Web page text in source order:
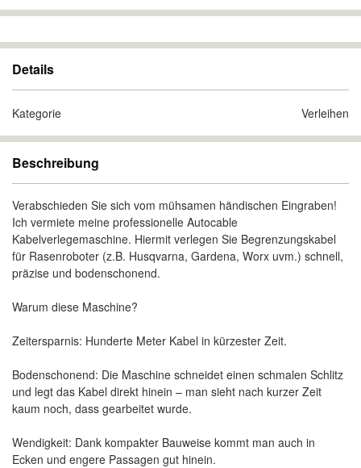
Details
Kategorie Verleihen
Beschreibung
Verabschieden Sie sich vom mühsamen händischen Eingraben!
Ich vermiete meine professionelle Autocable
Kabelverlegemaschine. Hiermit verlegen Sie Begrenzungskabel
für Rasenroboter (z.B. Husqvarna, Gardena, Worx uvm.) schnell,
präzise und bodenschonend.
​Warum diese Maschine?
​Zeitersparnis: Hunderte Meter Kabel in kürzester Zeit.
​Bodenschonend: Die Maschine schneidet einen schmalen Schlitz
und legt das Kabel direkt hinein – man sieht nach kurzer Zeit
kaum noch, dass gearbeitet wurde.
​Wendigkeit: Dank kompakter Bauweise kommt man auch in
Ecken und engere Passagen gut hinein.